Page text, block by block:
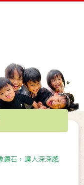
鑽石，讓人深深感